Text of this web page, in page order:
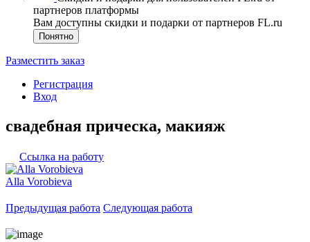
партнеров платформы
Вам доступны скидки и подарки от партнеров FL.ru
Понятно
Разместить заказ
Регистрация
Вход
свадебная прическа, макияж
Ссылка на работу
Alla Vorobieva
Предыдущая работа Следующая работа